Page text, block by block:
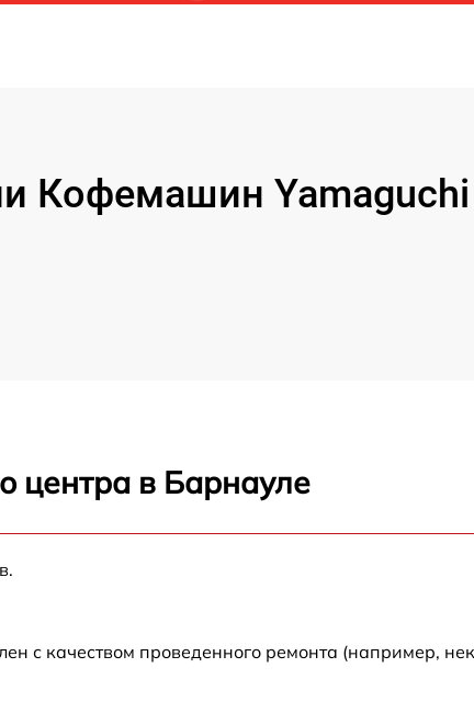
Кофемашин Yamaguchi
центра в Барнауле
с качеством проведенного ремонта (например,